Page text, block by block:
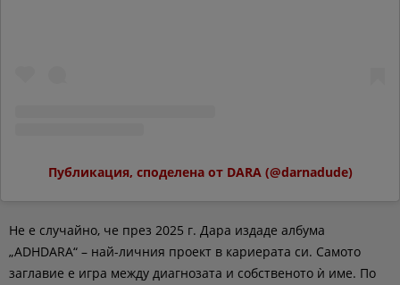
Публикация, споделена от DARA (@darnadude)
Не е случайно, че през 2025 г. Дара издаде албума
„ADHDARA“ – най-личния проект в кариерата си. Самото
заглавие е игра между диагнозата и собственото ѝ име. По